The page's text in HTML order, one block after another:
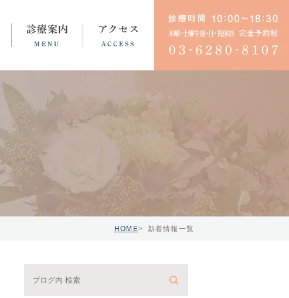
診療案内
MENU
育児・不妊ノイローゼ
アクセス
ACCESS
HOME 新着情報一覧